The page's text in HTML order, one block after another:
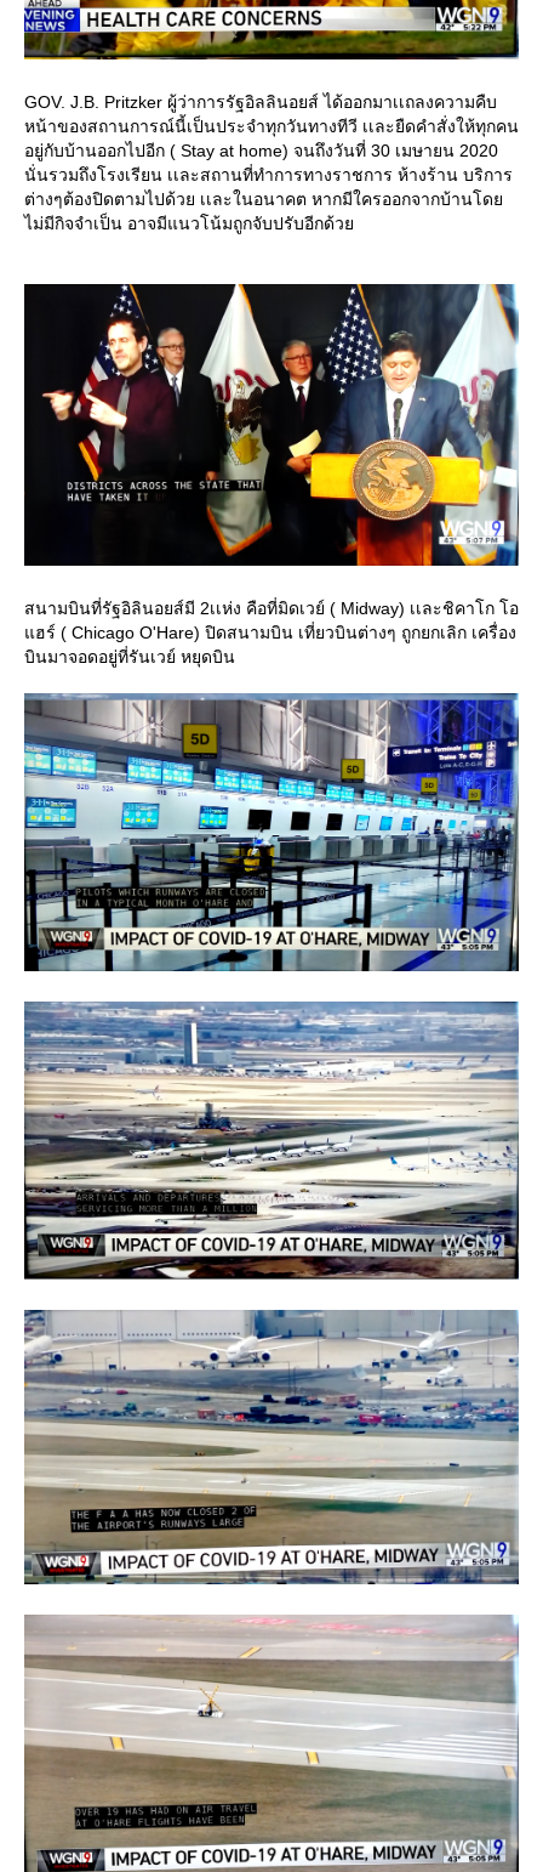
GOV. J.B. Pritzker ผู้ว่าการรัฐอิลลินอยส์ ได้ออกมาเเถลงความคืบ
หน้าของสถานการณ์นี้เป็นประจำทุกวันทางทีวี เเละยืดคำสั่งให้ทุกคน
อยู่กับบ้านออกไปอีก ( Stay at home) จนถึงวันที่ 30 เมษายน 2020
นั่นรวมถึงโรงเรียน เเละสถานที่ทำการทางราชการ ห้างร้าน บริการ
ต่างๆต้องปิดตามไปด้วย เเละในอนาคต หากมีใครออกจากบ้านโดย
ไม่มีกิจจำเป็น อาจมีแนวโน้มถูกจับปรับอีกด้วย
สนามบินที่รัฐอิลินอยส์มี 2เเห่ง คือที่มิดเวย์ ( Midway) เเละชิคาโก โอ
แฮร์ ( Chicago O'Hare) ปิดสนามบิน เที่ยวบินต่างๆ ถูกยกเลิก เครื่อง
บินมาจอดอยู่ที่รันเวย์ หยุดบิน